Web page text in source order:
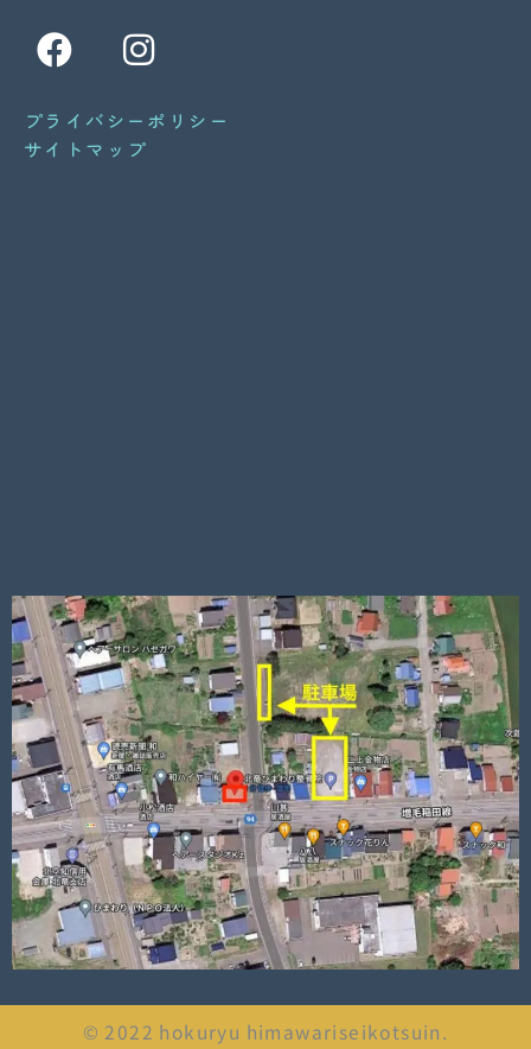
F
a
c
e
I
n
s
t
プライバシーポリシー
サイトマップ
© 2022 hokuryu himawariseikotsuin.